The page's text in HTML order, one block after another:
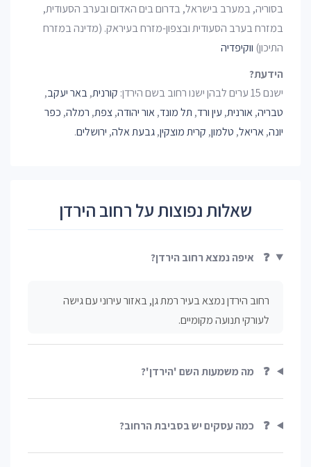
בסוריה, במערב בישראל, בדרום בים האדום ובערב הסעודית,
במזרח בערב הסעודית ובצפון-מזרח בעיראק. (מדינה במזרח
התיכון) ווקיפדיה
הידעת?
ישנם 15 ערים לבהן ישנו רחוב בשם הירדן:
קורנית,באר יעקב,
טבריה,אורנית, עין ורד, תל מונד,אור יהודה,צפת, רמלה, כפר
יונה,אריאל, טלמון, קרית מוצקין,גבעת אלה, ירושלים.
שאלות נפוצות על רחוב הירדן
❓ איפה נמצא רחוב הירדן?
רחוב הירדן נמצא בעיר רמת גן, באזור עירוני עם גישה
לעורקי תנועה מקומיים.
❓ מה משמעות השם 'הירדן'?
❓ כמה עסקים יש בסביבת הרחוב?